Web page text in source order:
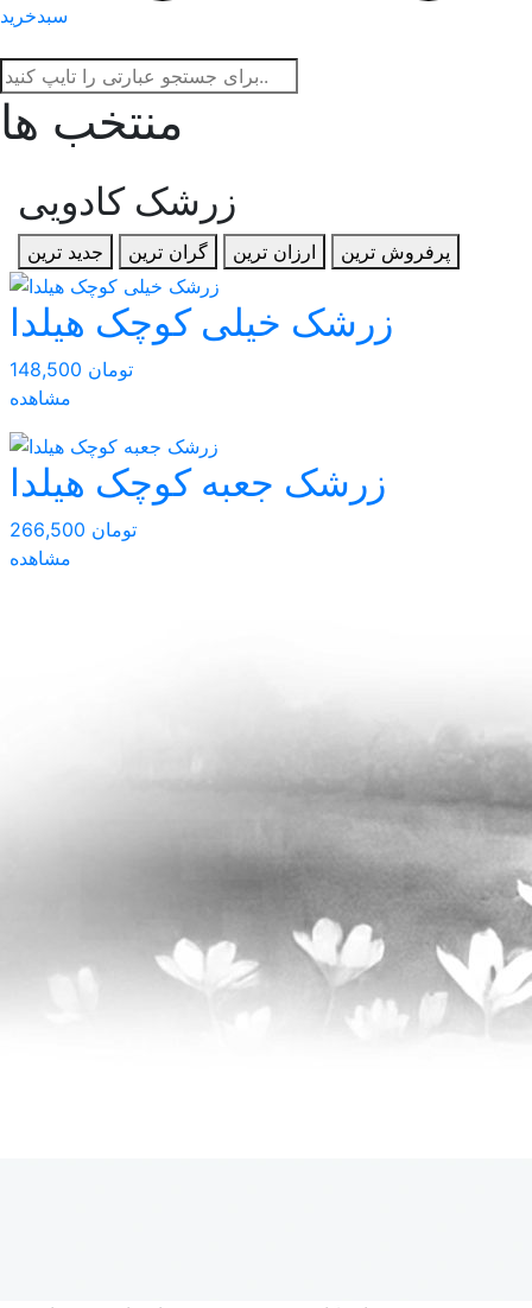
سبدخرید
منتخب ها
زرشک کادویی
جدید ترین گران ترین ارزان ترین پرفروش ترین
زرشک خیلی کوچک هیلدا
148,500 تومان
مشاهده
زرشک جعبه کوچک هیلدا
266,500 تومان
مشاهده